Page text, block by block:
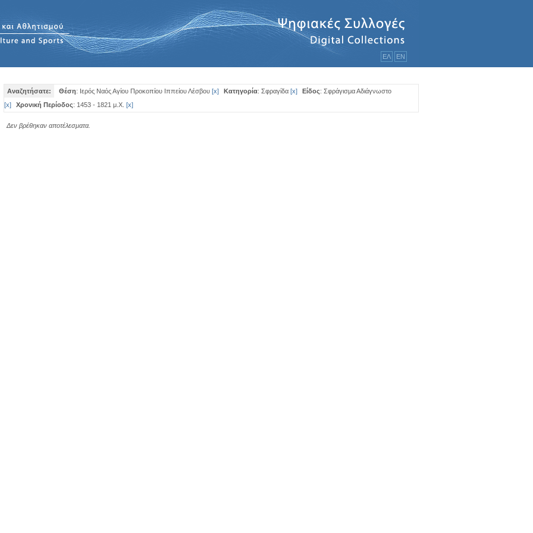
ΕΛ ΕΝ
Αναζητήσατε: Θέση: Ιερός Ναός Αγίου Προκοπίου Ιππείου Λέσβου [x] Κατηγορία: Σφραγίδα [x] Είδος: Σφράγισμα Αδιάγνωστο
[x] Χρονική Περίοδος: 1453 - 1821 μ.Χ. [x]
Δεν βρέθηκαν αποτέλεσματα.